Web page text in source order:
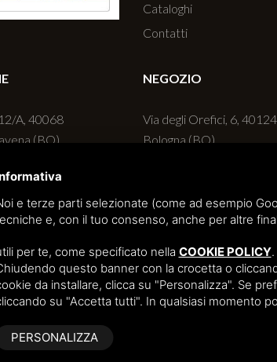
Cataloghi
Contatti
A, 40068
(BO)
NEGOZIO
Via degli Orefici, 6, 40124
Bologna (BO)
e terze parti selezionate (come ad esempio
e, con il tuo consenso, anche per altre
per te, come specificato nella COOKIE POLICY.
questo banner con la crocetta o
da installare, clicca su "Personalizza". Se
su "Accetta tutti". In qualsiasi momento
PERSONALIZZA